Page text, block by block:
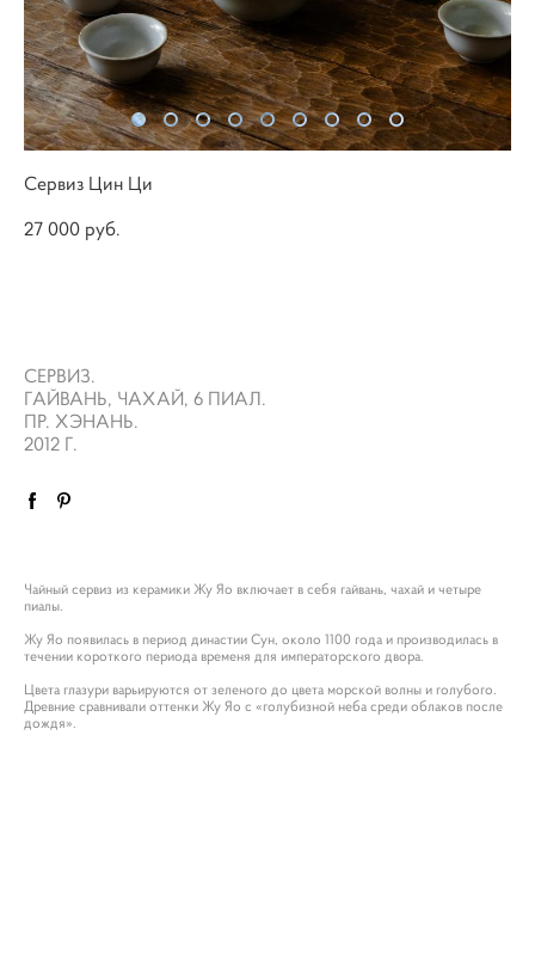
Сервиз Цин Ци
27 000 pуб.
СЕРВИЗ.
ГАЙВАНЬ, ЧАХАЙ, 6 ПИАЛ.
ПР. ХЭНАНЬ.
2012 Г.
Чайный сервиз из керамики Жу Яо включает в себя гайвань, чахай и четыре
пиалы.
Жу Яо появилась в период династии Сун, около 1100 года и производилась в
течении короткого периода временя для императорского двора.
Цвета глазури варьируются от зеленого до цвета морской волны и голубого.
Древние сравнивали оттенки Жу Яо с «голубизной неба среди облаков после
дождя».